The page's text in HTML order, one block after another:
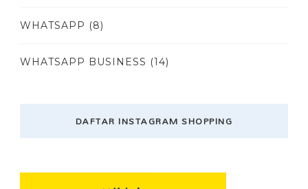
WHATSAPP (8)
WHATSAPP BUSINESS (14)
DAFTAR INSTAGRAM SHOPPING